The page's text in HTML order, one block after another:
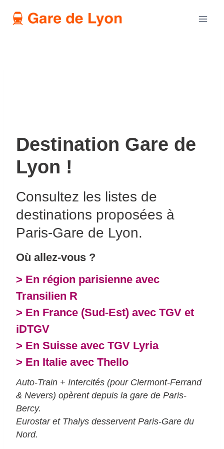
Destination Gare de
Lyon !
Consultez les listes de
destinations proposées à
Paris-Gare de Lyon.
Où allez-vous ?
> En région parisienne avec
Transilien R
> En France (Sud-Est) avec TGV et
iDTGV
> En Suisse avec TGV Lyria
> En Italie avec Thello
Auto-Train + Intercités (pour Clermont-Ferrand
& Nevers) opèrent depuis la gare de Paris-
Bercy.
Eurostar et Thalys desservent Paris-Gare du
Nord.